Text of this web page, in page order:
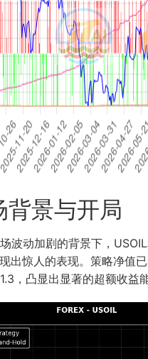
背景与开局
波动加剧的背景下，
出惊人的表现。策略净值
，凸显出显著的超额收益能